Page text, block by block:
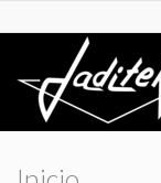
Jaditek
Gamer & Pro